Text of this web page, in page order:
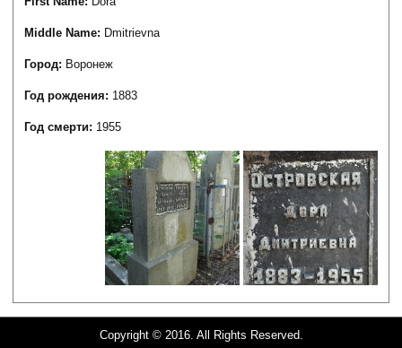
Middle Name: Dmitrievna
Город: Воронеж
Год рождения: 1883
Год смерти: 1955
Copyright © 2016. All Rights Reserved.